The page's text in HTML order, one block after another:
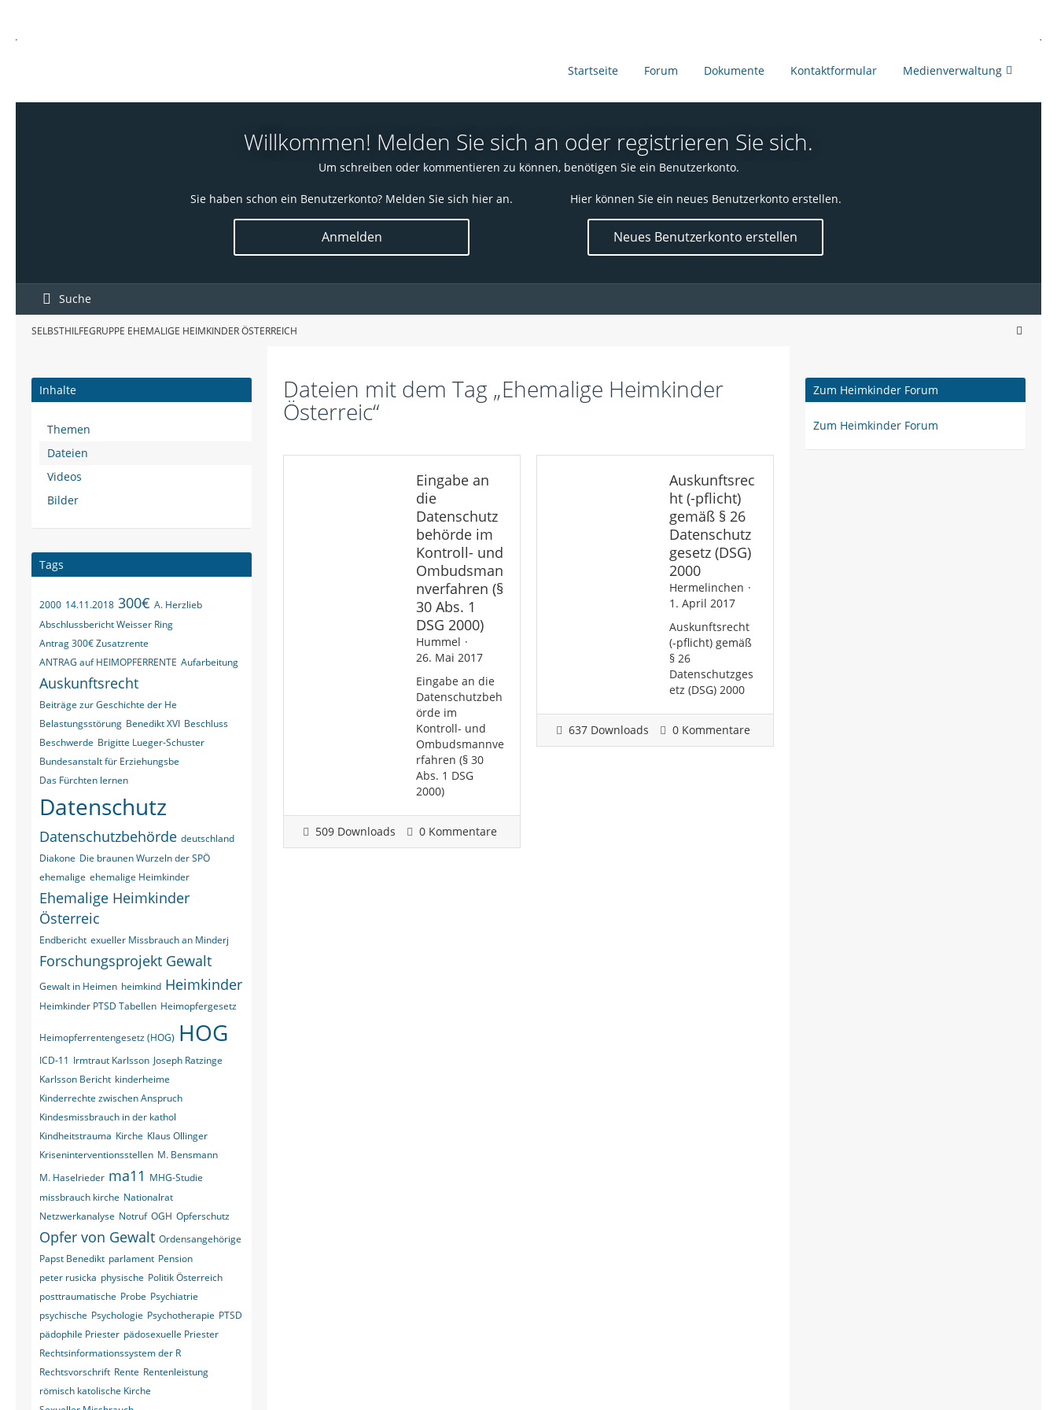
Startseite Forum Dokumente Kontaktformular Medienverwaltung
Willkommen! Melden Sie sich an oder registrieren Sie sich.
Um schreiben oder kommentieren zu können, benötigen Sie ein Benutzerkonto.
Sie haben schon ein Benutzerkonto? Melden Sie sich hier an.
Anmelden
Hier können Sie ein neues Benutzerkonto erstellen.
Neues Benutzerkonto erstellen
Suche
SELBSTHILFEGRUPPE EHEMALIGE HEIMKINDER ÖSTERREICH
Inhalte
Themen
Dateien
Videos
Bilder
Tags
2000 14.11.2018 300€ A. Herzlieb
Abschlussbericht Weisser Ring
Antrag 300€ Zusatzrente
ANTRAG auf HEIMOPFERRENTE Aufarbeitung
Auskunftsrecht
Beiträge zur Geschichte der He
Belastungsstörung Benedikt XVI Beschluss
Beschwerde Brigitte Lueger-Schuster
Bundesanstalt für Erziehungsbe
Das Fürchten lernen
Datenschutz
Datenschutzbehörde deutschland
Diakone Die braunen Wurzeln der SPÖ
ehemalige ehemalige Heimkinder
Ehemalige Heimkinder
Österreic
Endbericht exueller Missbrauch an Minderj
Forschungsprojekt Gewalt
Gewalt in Heimen heimkind Heimkinder
Heimkinder PTSD Tabellen Heimopfergesetz
Heimopferrentengesetz (HOG) HOG
ICD-11 Irmtraut Karlsson Joseph Ratzinge
Karlsson Bericht kinderheime
Kinderrechte zwischen Anspruch
Kindesmissbrauch in der kathol
Kindheitstrauma Kirche Klaus Ollinger
Kriseninterventionsstellen M. Bensmann
M. Haselrieder ma11 MHG-Studie
missbrauch kirche Nationalrat
Netzwerkanalyse Notruf OGH Opferschutz
Opfer von Gewalt Ordensangehörige
Papst Benedikt parlament Pension
peter rusicka physische Politik Österreich
posttraumatische Probe Psychiatrie
psychische Psychologie Psychotherapie PTSD
pädophile Priester pädosexuelle Priester
Rechtsinformationssystem der R
Rechtsvorschrift Rente Rentenleistung
römisch katolische Kirche
Dateien mit dem Tag „Ehemalige Heimkinder
Österreic“
Eingabe an
die
Datenschutz
behörde im
Kontroll- und
Ombudsman
nverfahren (§
30 Abs. 1
DSG 2000)
Hummel
26. Mai 2017
Eingabe an die
Datenschutzbeh
örde im
Kontroll- und
Ombudsmannve
rfahren (§ 30
Abs. 1 DSG
2000)
509 Downloads 0 Kommentare
Auskunftsrec
ht (-pflicht)
gemäß § 26
Datenschutz
gesetz (DSG)
2000
Hermelinchen
1. April 2017
Auskunftsrecht
(-pflicht) gemäß
§ 26
Datenschutzges
etz (DSG) 2000
637 Downloads 0 Kommentare
Zum Heimkinder Forum
Zum Heimkinder Forum